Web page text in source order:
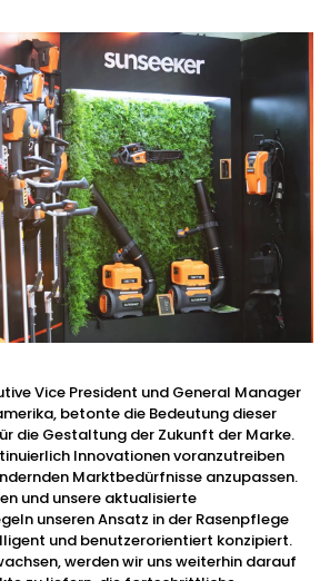
Vice President und General Manager
betonte die Bedeutung dieser
die Gestaltung der Zukunft der Marke.
Innovationen voranzutreiben
Marktbedürfnisse anzupassen.
und unsere aktualisierte
unseren Ansatz in der Rasenpflege
und benutzerorientiert konzipiert.
werden wir uns weiterhin darauf